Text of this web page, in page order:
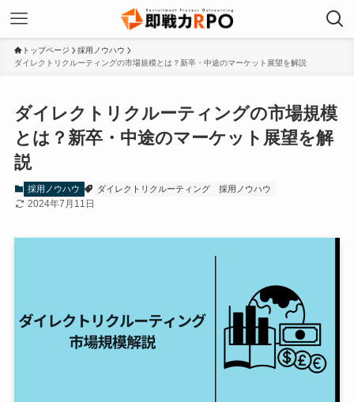
トップページ
採用ノウハウ
ダイレクトリクルーティングの市場規模とは？新卒・中途のマーケット展望を解説
ダイレクトリクルーティングの市場規模
とは？新卒・中途のマーケット展望を解
説
採用ノウハウ ダイレクトリクルーティング 採用ノウハウ
2024年7月11日